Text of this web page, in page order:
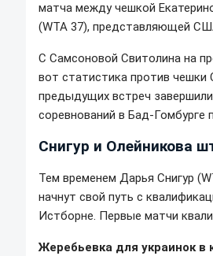
матча между чешкой
(WTA 37), представляющей
С Самсоновой Свитолина на
вот статистика против
предыдущих встреч
соревнований в Бад-Гомбурге
Снигур и Олейникова
Тем временем Дарья Снигур
начнут свой путь с
Истборне. Первые матчи
Жеребьевка для украинок в